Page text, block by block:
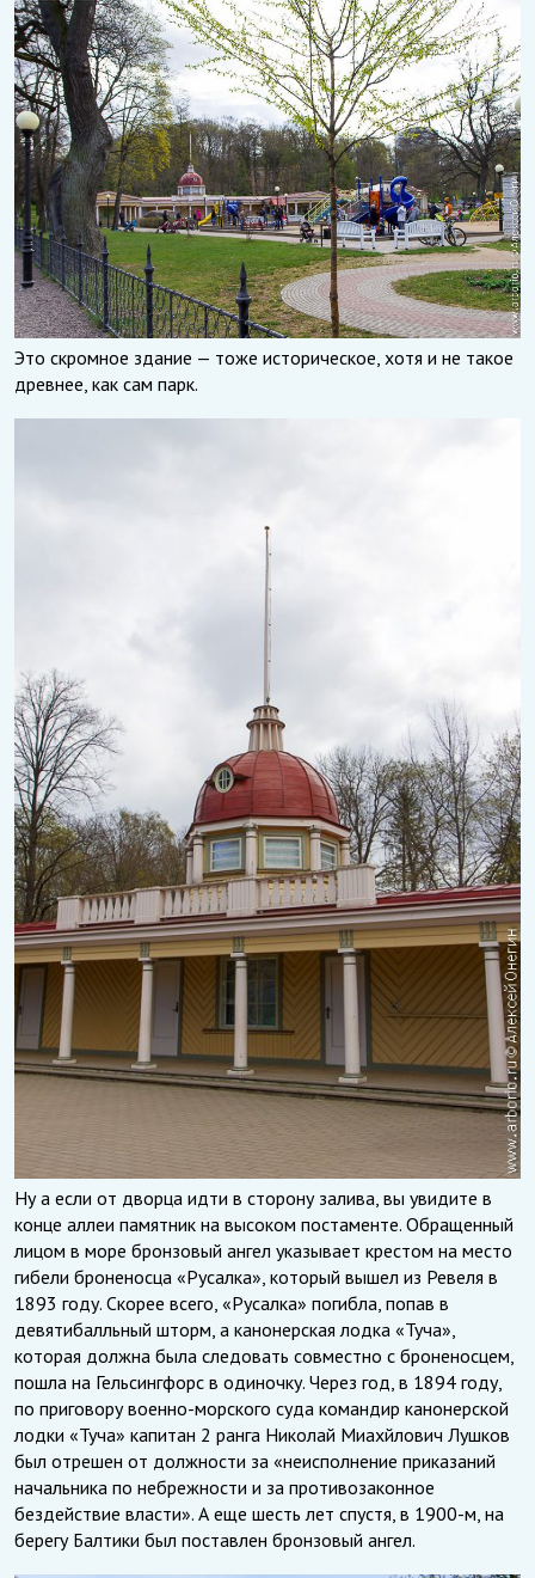
Это скромное здание — тоже историческое, хотя и не такое
древнее, как сам парк.
Ну а если от дворца идти в сторону залива, вы увидите в
конце аллеи памятник на высоком постаменте. Обращенный
лицом в море бронзовый ангел указывает крестом на место
гибели броненосца «Русалка», который вышел из Ревеля в
1893 году. Скорее всего, «Русалка» погибла, попав в
девятибалльный шторм, а канонерская лодка «Туча»,
которая должна была следовать совместно с броненосцем,
пошла на Гельсингфорс в одиночку. Через год, в 1894 году,
по приговору военно-морского суда командир канонерской
лодки «Туча» капитан 2 ранга Николай Миахйлович Лушков
был отрешен от должности за «неисполнение приказаний
начальника по небрежности и за противозаконное
бездействие власти». А еще шесть лет спустя, в 1900-м, на
берегу Балтики был поставлен бронзовый ангел.